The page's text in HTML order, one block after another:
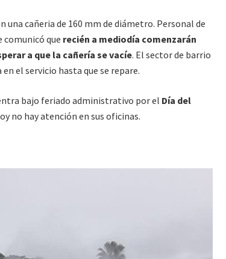
una cañeria de 160 mm de diámetro. Personal de
comunicó que recién a mediodía comenzarán
a que la cañería se vacíe. El sector de barrio
el servicio hasta que se repare.
bajo feriado administrativo por el Día del
no hay atención en sus oficinas.